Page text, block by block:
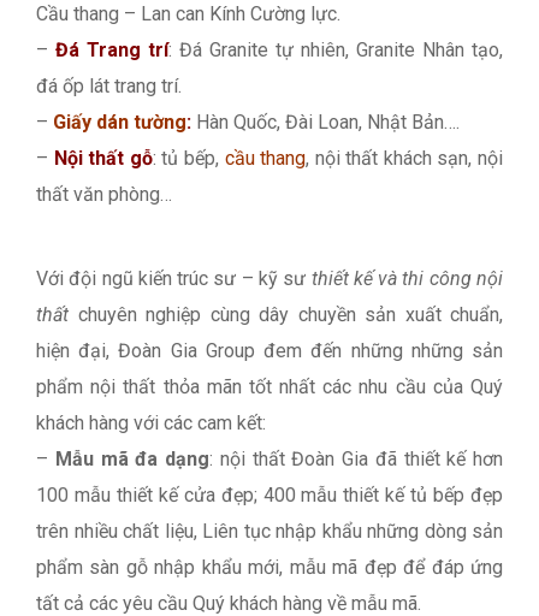
Cầu thang – Lan can Kính Cường lực.
– Đá Trang trí: Đá Granite tự nhiên, Granite Nhân tạo,
đá ốp lát trang trí.
– Giấy dán tường: Hàn Quốc, Đài Loan, Nhật Bản….
– Nội thất gỗ: tủ bếp, cầu thang, nội thất khách sạn, nội
thất văn phòng…
Với đội ngũ kiến trúc sư – kỹ sư thiết kế và thi công nội
thất chuyên nghiệp cùng dây chuyền sản xuất chuẩn,
hiện đại, Đoàn Gia Group đem đến những những sản
phẩm nội thất thỏa mãn tốt nhất các nhu cầu của Quý
khách hàng với các cam kết:
– Mẫu mã đa dạng: nội thất Đoàn Gia đã thiết kế hơn
100 mẫu thiết kế cửa đẹp; 400 mẫu thiết kế tủ bếp đẹp
trên nhiều chất liệu, Liên tục nhập khẩu những dòng sản
phẩm sàn gỗ nhập khẩu mới, mẫu mã đẹp để đáp ứng
tất cả các yêu cầu Quý khách hàng về mẫu mã.